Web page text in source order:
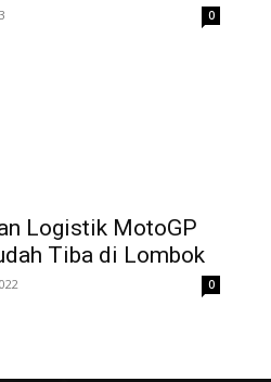
0
Logistik MotoGP
Tiba di Lombok
0